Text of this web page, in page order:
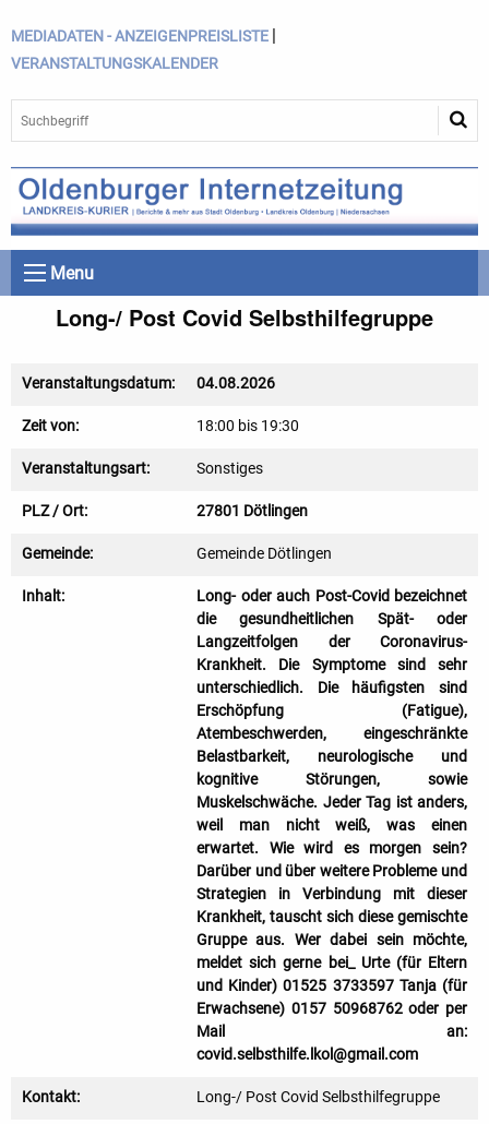
MEDIADATEN - ANZEIGENPREISLISTE |
VERANSTALTUNGSKALENDER
Menu
Long-/ Post Covid Selbsthilfegruppe
Veranstaltungsdatum: 04.08.2026
Zeit von: 18:00 bis 19:30
Veranstaltungsart: Sonstiges
PLZ / Ort: 27801 Dötlingen
Gemeinde: Gemeinde Dötlingen
Inhalt:
Long- oder auch Post-Covid bezeichnet
die gesundheitlichen Spät- oder
Langzeitfolgen der Coronavirus-
Krankheit. Die Symptome sind sehr
unterschiedlich. Die häufigsten sind
Erschöpfung (Fatigue),
Atembeschwerden, eingeschränkte
Belastbarkeit, neurologische und
kognitive Störungen, sowie
Muskelschwäche. Jeder Tag ist anders,
weil man nicht weiß, was einen
erwartet. Wie wird es morgen sein?
Darüber und über weitere Probleme und
Strategien in Verbindung mit dieser
Krankheit, tauscht sich diese gemischte
Gruppe aus. Wer dabei sein möchte,
meldet sich gerne bei_ Urte (für Eltern
und Kinder) 01525 3733597 Tanja (für
Erwachsene) 0157 50968762 oder per
Mail an:
covid.selbsthilfe.lkol@gmail.com
Kontakt: Long-/ Post Covid Selbsthilfegruppe